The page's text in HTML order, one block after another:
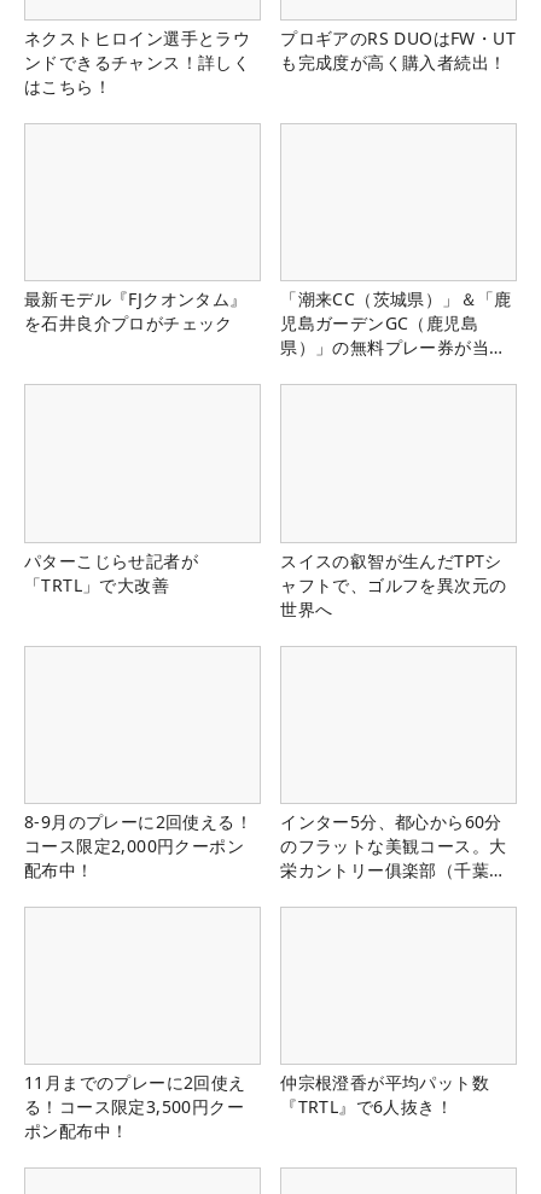
ネクストヒロイン選手とラウ
ンドできるチャンス！詳しく
はこちら！
プロギアのRS DUOはFW・UT
も完成度が高く購入者続出！
最新モデル『FJクオンタム』
を石井良介プロがチェック
「潮来CC（茨城県）」＆「鹿
児島ガーデンGC（鹿児島
県）」の無料プレー券が当た
パターこじらせ記者が
「TRTL」で大改善
スイスの叡智が生んだTPTシ
ャフトで、ゴルフを異次元の
世界へ
8-9月のプレーに2回使える！
コース限定2,000円クーポン
配布中！
インター5分、都心から60分
のフラットな美観コース。大
栄カントリー俱楽部（千葉
11月までのプレーに2回使え
る！コース限定3,500円クー
ポン配布中！
仲宗根澄香が平均パット数
『TRTL』で6人抜き！